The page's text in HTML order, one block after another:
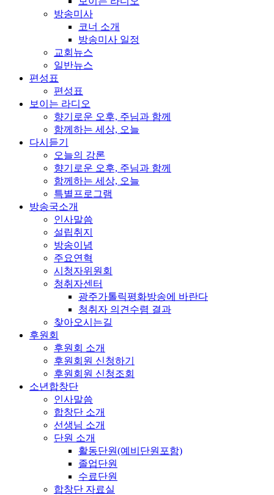
방송미사
코너 소개
방송미사 일정
교회뉴스
일반뉴스
편성표
편성표
보이는 라디오
향기로운 오후, 주님과 함께
함께하는 세상, 오늘
다시듣기
오늘의 강론
향기로운 오후, 주님과 함께
함께하는 세상, 오늘
특별프로그램
방송국소개
인사말씀
설립취지
방송이념
주요연혁
시청자위원회
청취자센터
광주가톨릭평화방송에 바란다
청취자 의견수렴 결과
찾아오시는길
후원회
후원회 소개
후원회원 신청하기
후원회원 신청조회
소년합창단
인사말씀
합창단 소개
선생님 소개
단원 소개
활동단원(예비단원포함)
졸업단원
수료단원
합창단 자료실